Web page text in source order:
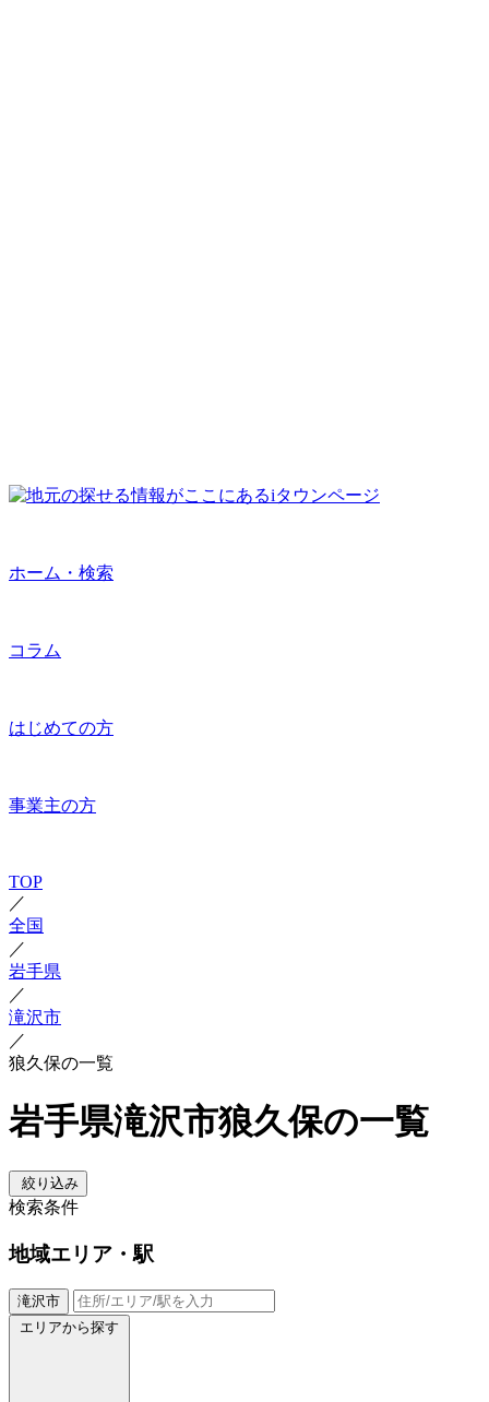
ホーム・検索
コラム
はじめての方
事業主の方
TOP
／
全国
／
岩手県
／
滝沢市
／
狼久保の一覧
岩手県滝沢市狼久保の一覧
絞り込み
検索条件
地域エリア・駅
滝沢市
エリアから探す